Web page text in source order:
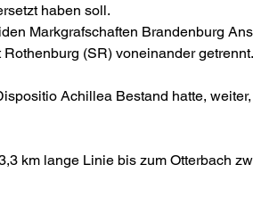
haben soll.
Markgrafschaften Brandenburg
(SR) voneinander getrennt.
Achillea Bestand hatte,
km lange Linie bis zum Otterbach